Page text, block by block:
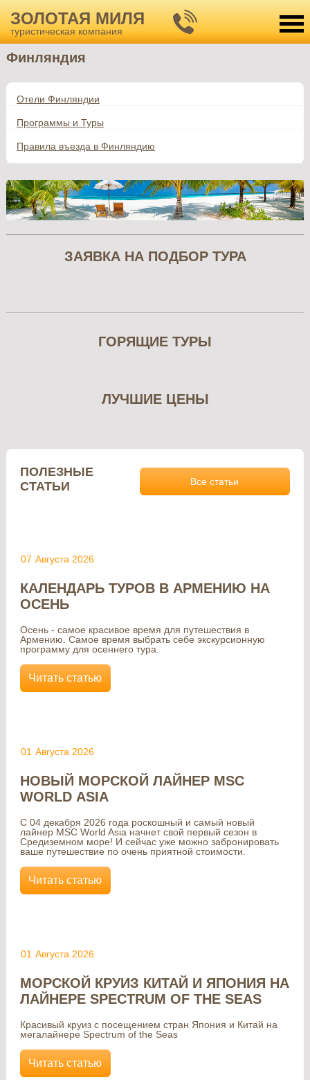
ЗОЛОТАЯ МИЛЯ
туристическая компания
Главная Подбор туров Финляндия
Финляндия
ЗАЯВКА НА ПОДБОР ТУРА
ГОРЯЩИЕ ТУРЫ
ЛУЧШИЕ ЦЕНЫ
Все статьи
ПОЛЕЗНЫЕ
СТАТЬИ
07 Августа 2026
КАЛЕНДАРЬ ТУРОВ В АРМЕНИЮ НА
ОСЕНЬ
Осень - самое красивое время для путешествия в
Армению. Самое время выбрать себе экскурсионную
программу для осеннего тура.
Читать статью
01 Августа 2026
НОВЫЙ МОРСКОЙ ЛАЙНЕР MSC
WORLD ASIA
С 04 декабря 2026 года роскошный и самый новый
лайнер MSC World Asia начнет свой первый сезон в
Средиземном море! И сейчас уже можно забронировать
ваше путешествие по очень приятной стоимости.
Читать статью
01 Августа 2026
МОРСКОЙ КРУИЗ КИТАЙ И ЯПОНИЯ НА
ЛАЙНЕРЕ SPECTRUM OF THE SEAS
Красивый круиз с посещением стран Япония и Китай на
мегалайнере Spectrum of the Seas
Читать статью
Отели Финляндии
Программы и Туры
Правила въезда в Финляндию